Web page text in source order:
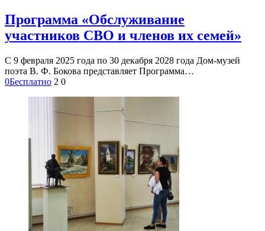
Программа «Обслуживание
участников СВО и членов их семей»
С 9 февраля 2025 года по 30 декабря 2028 года Дом-музей
поэта В. Ф. Бокова представляет Программа…
0Бесплатно 2 0